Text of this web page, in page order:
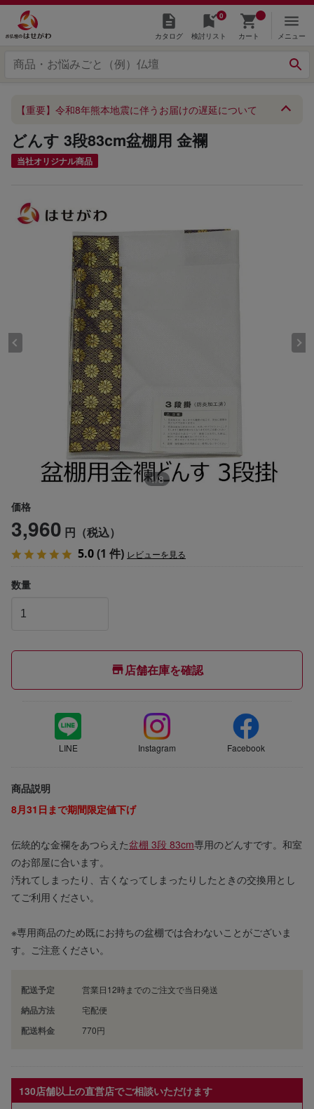
カタログ
0
検討リスト カート メニュー
【重要】令和8年熊本地震に伴うお届けの遅延について
どんす 3段83cm盆棚用 金襴
当社オリジナル商品
1/8
価格
3,960 円（税込）
5.0(1 件) レビューを見る
数量
店舗在庫を確認
LINE Instagram Facebook
商品説明
8月31日まで期間限定値下げ
伝統的な金襴をあつらえた盆棚 3段 83cm専用のどんすです。和室
のお部屋に合います。
汚れてしまったり、古くなってしまったりしたときの交換用とし
てご利用ください。
※専用商品のため既にお持ちの盆棚では合わないことがございま
す。ご注意ください。
配送予定 営業日12時までのご注文で当日発送
納品方法 宅配便
配送料金 770円
130店舗以上の直営店でご相談いただけます